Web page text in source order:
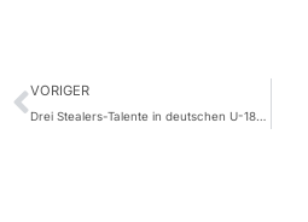
VORIGER